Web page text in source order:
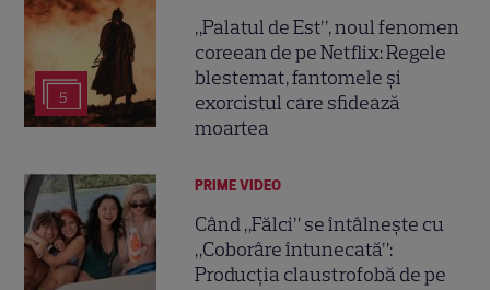
5
„Palatul de Est”, noul fenomen
coreean de pe Netflix: Regele
blestemat, fantomele și
exorcistul care sfidează
moartea
PRIME VIDEO
Când „Fălci” se întâlnește cu
„Coborâre întunecată”:
Producția claustrofobă de pe